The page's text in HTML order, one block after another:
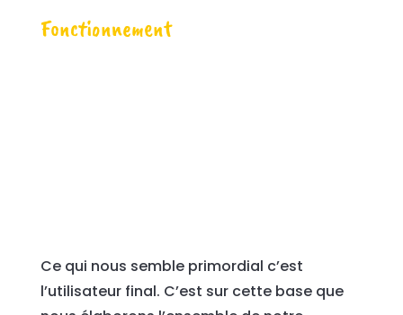
Fonctionnement
Ce qui nous semble primordial c’est
l’utilisateur final. C’est sur cette base que